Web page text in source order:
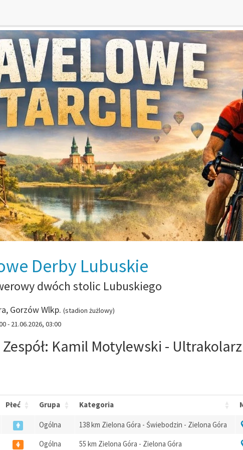
Derby Lubuskie
dwóch stolic Lubuskiego
Gorzów Wlkp. (stadion żużlowy)
- 21.06.2026, 03:00
Zespół: Kamil Motylewski - Ultrakolarz
Płeć Grupa Kategoria
Ogólna 138 km Zielona Góra - Świebodzin - Zielona Góra
Ogólna 55 km Zielona Góra - Zielona Góra